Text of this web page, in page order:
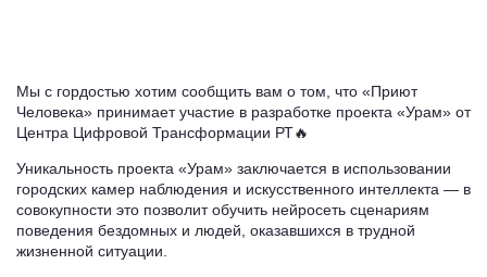
Мы с гордостью хотим сообщить вам о том, что «Приют
Человека» принимает участие в разработке проекта «Урам» от
Центра Цифровой Трансформации РТ🔥
Уникальность проекта «Урам» заключается в использовании
городских камер наблюдения и искусственного интеллекта — в
совокупности это позволит обучить нейросеть сценариям
поведения бездомных и людей, оказавшихся в трудной
жизненной ситуации.